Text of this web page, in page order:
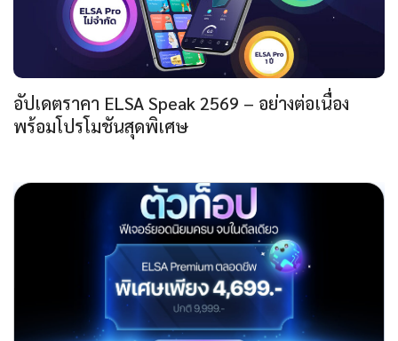
อัปเดตราคา ELSA Speak 2569 – อย่างต่อเนื่อง
พร้อมโปรโมชันสุดพิเศษ